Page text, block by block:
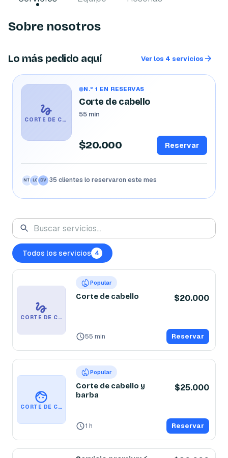
Sobre nosotros
Lo más pedido aquí Ver los 4 servicios
CORTE DE CABELLO
N.º 1 EN RESERVAS
Corte de cabello
55 min
$20.000 Reservar
NT LC DV 35 clientes lo reservaron este mes
Todos los servicios 4
CORTE DE CABELLO
Popular
Corte de cabello $20.000
55 min Reservar
CORTE DE CABELLO Y BARBA
Popular
Corte de cabello y
barba
$25.000
1 h Reservar